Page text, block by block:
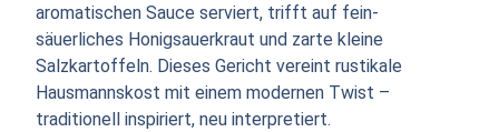
aromatischen Sauce serviert, trifft auf fein-
säuerliches Honigsauerkraut und zarte kleine
Salzkartoffeln. Dieses Gericht vereint rustikale
Hausmannskost mit einem modernen Twist –
traditionell inspiriert, neu interpretiert.